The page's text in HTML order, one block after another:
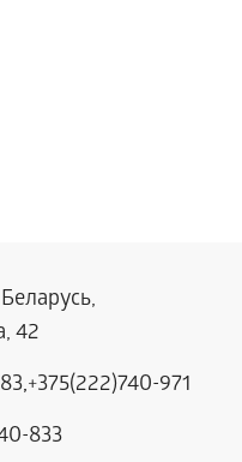
42
,+375(222)740-971
833